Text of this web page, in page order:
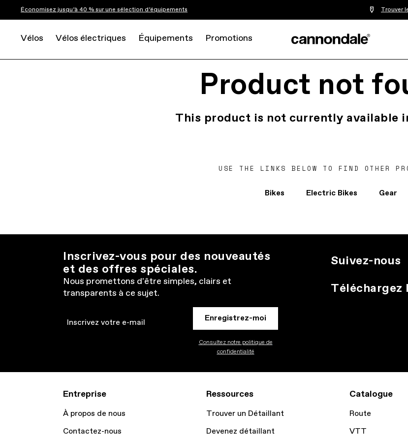
Économisez jusqu’à 40 % sur une sélection d’équipements Trouver
Vélos Vélos électriques Équipements Promotions
Product not
This product is not currently available
USE THE LINKS BELOW TO FIND OTHER
Bikes Electric Bikes Gear
Inscrivez-vous pour des nouveautés
et des offres spéciales.
Nous promettons d'être simples, clairs et
transparents à ce sujet.
Email Enregistrez-moi
Consultez notre politique de
confidentialité
Suivez-nous
Téléchargez
Entreprise
À propos de nous
Contactez-nous
Ressources
Trouver un Détaillant
Devenez détaillant
Catalogue
Route
VTT